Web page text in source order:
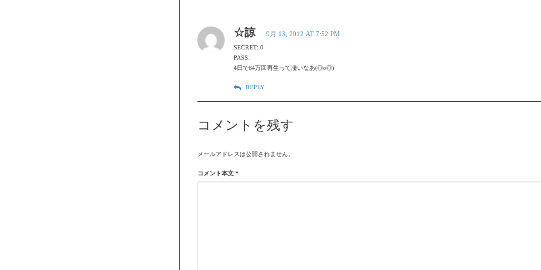
☆諒 9月 13, 2012 AT 7:52 PM
SECRET: 0
PASS:
4日で84万回再生って凄いなあ(◎o◎)
REPLY
コメントを残す
メールアドレスは公開されません。
コメント本文 *